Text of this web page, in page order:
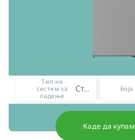
Тип на
систем за
ладење
Статичен Боја
Каде да купам